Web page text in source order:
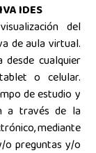
IDES
del
de aula virtual.
cualquier
o celular.
de estudio y
a través de la
mediante
o preguntas y/o